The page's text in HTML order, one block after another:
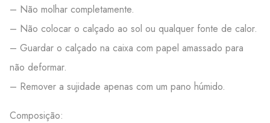
– Não molhar completamente.
– Não colocar o calçado ao sol ou qualquer fonte de calor.
– Guardar o calçado na caixa com papel amassado para
não deformar.
– Remover a sujidade apenas com um pano húmido.
Composição: